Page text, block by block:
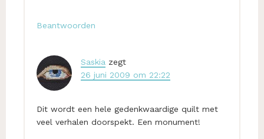
Beantwoorden
Saskia zegt
26 juni 2009 om 22:22
Dit wordt een hele gedenkwaardige quilt met
veel verhalen doorspekt. Een monument!